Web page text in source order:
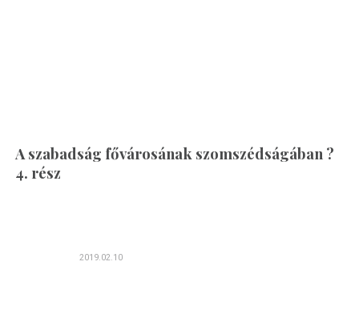
A szabadság fővárosának szomszédságában ?
4. rész
2019.02.10